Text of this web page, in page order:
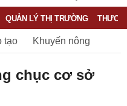
QUẢN LÝ THỊ TRƯỜNG
tạo Khuyến nông
chục cơ sở